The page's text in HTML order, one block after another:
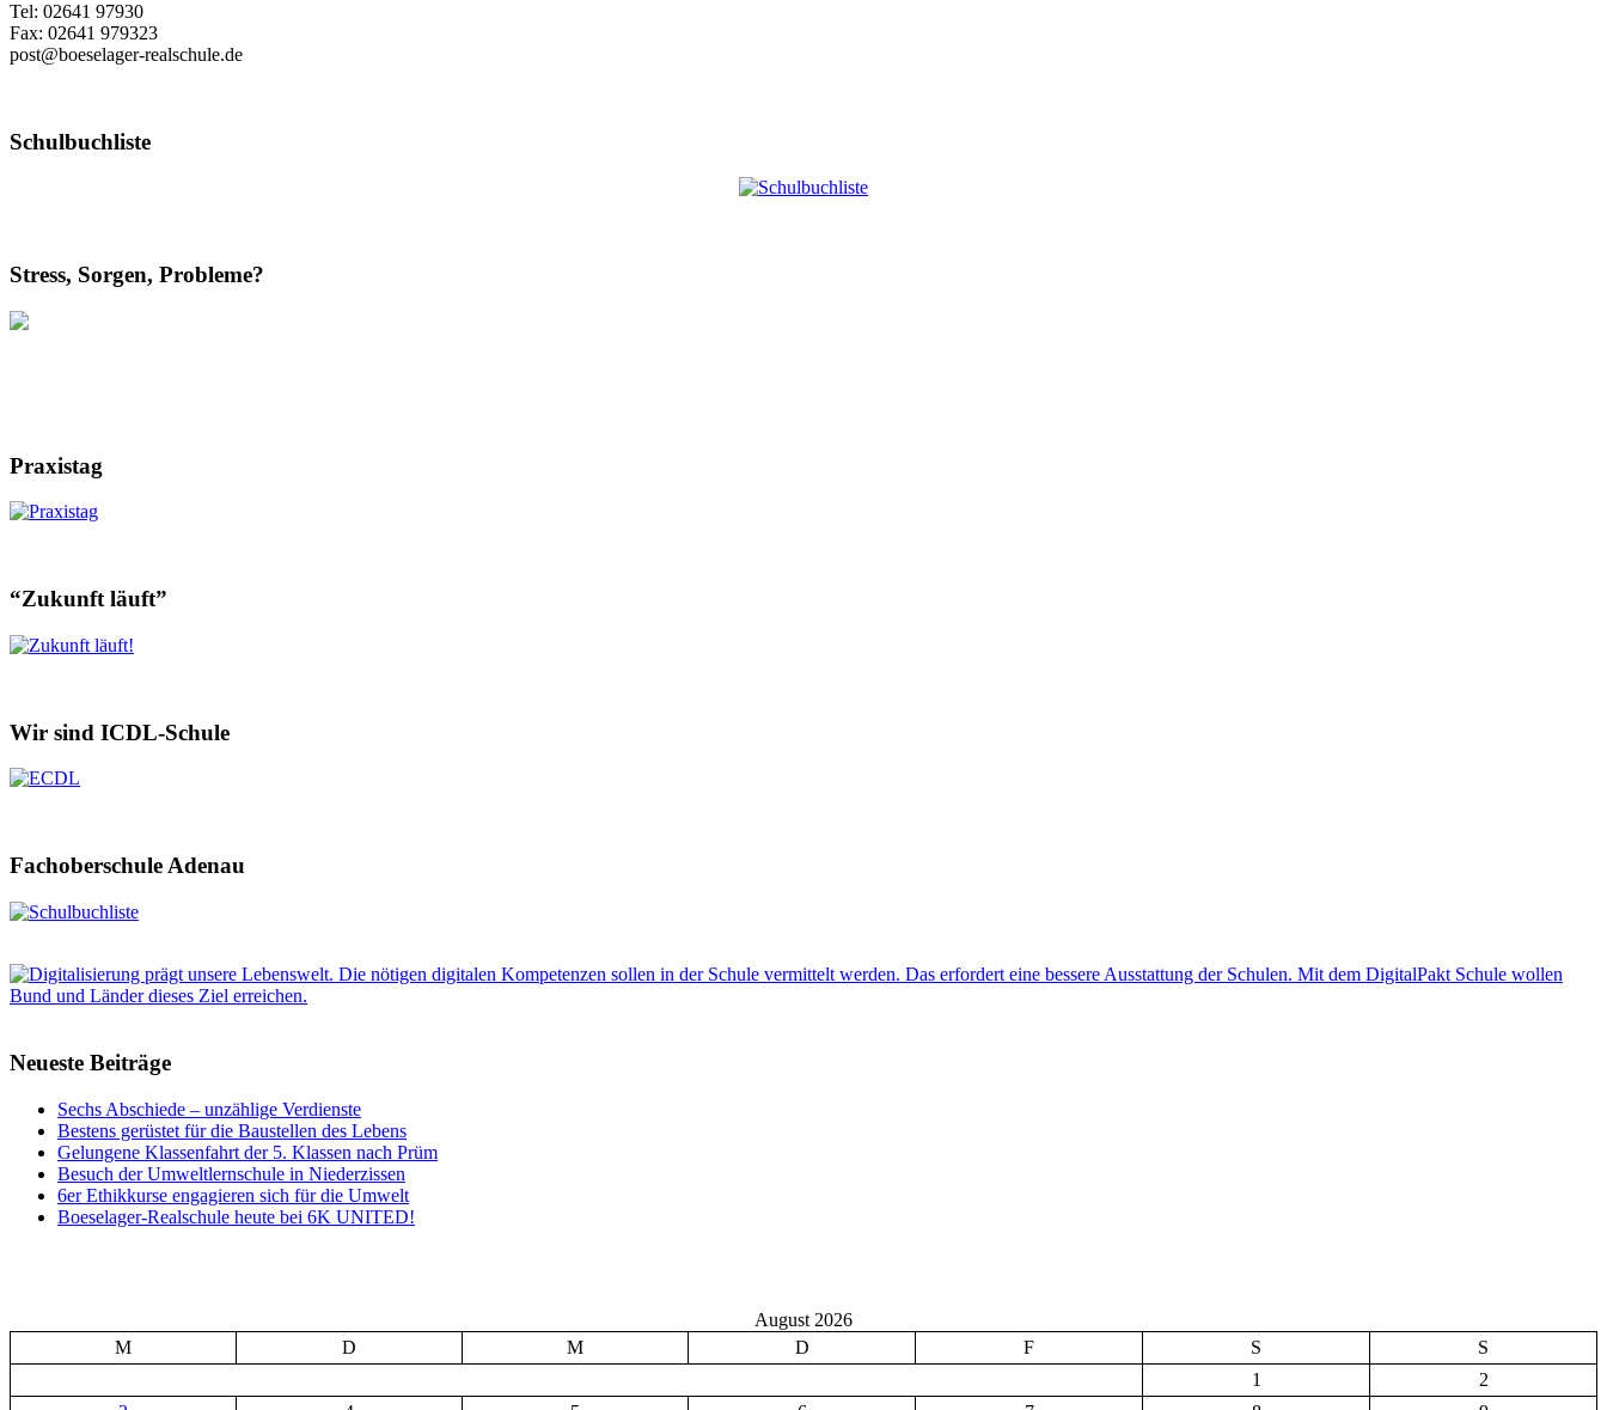
Tel: 02641 97930
Fax: 02641 979323
post@boeselager-realschule.de
Schulbuchliste
Stress, Sorgen, Probleme?
Praxistag
“Zukunft läuft”
Wir sind ICDL-Schule
Fachoberschule Adenau
Neueste Beiträge
Sechs Abschiede – unzählige Verdienste
Bestens gerüstet für die Baustellen des Lebens
Gelungene Klassenfahrt der 5. Klassen nach Prüm
Besuch der Umweltlernschule in Niederzissen
6er Ethikkurse engagieren sich für die Umwelt
Boeselager-Realschule heute bei 6K UNITED!
August 2026
M
D M D F S
S
1
2